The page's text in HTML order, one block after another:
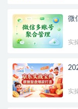
微
实
实